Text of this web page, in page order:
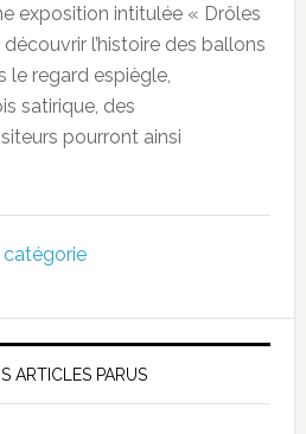
exposition intitulée « Drôles
l’histoire des ballons
le regard espiègle,
satirique, des
pourront ainsi
ARTICLES PARUS